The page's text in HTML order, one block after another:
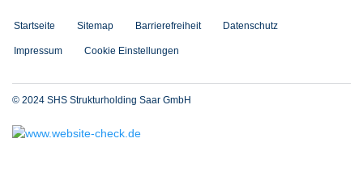
Startseite Sitemap Barrierefreiheit Datenschutz
Impressum Cookie Einstellungen
© 2024 SHS Strukturholding Saar GmbH